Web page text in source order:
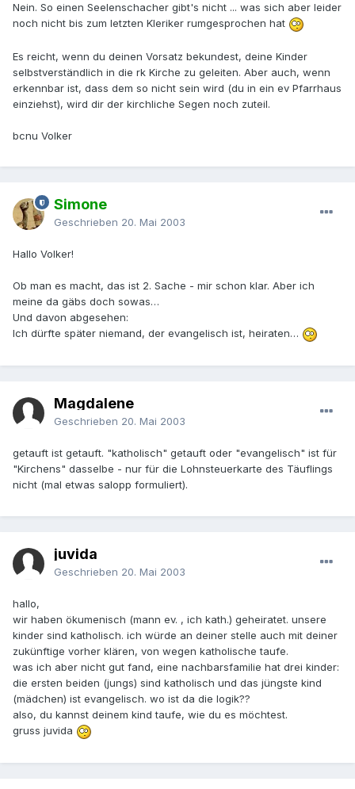
Nein. So einen Seelenschacher gibt's nicht ... was sich aber leider
noch nicht bis zum letzten Kleriker rumgesprochen hat
Es reicht, wenn du deinen Vorsatz bekundest, deine Kinder
selbstverständlich in die rk Kirche zu geleiten. Aber auch, wenn
erkennbar ist, dass dem so nicht sein wird (du in ein ev Pfarrhaus
einziehst), wird dir der kirchliche Segen noch zuteil.
bcnu Volker
Simone
Geschrieben 20. Mai 2003
Hallo Volker!
Ob man es macht, das ist 2. Sache - mir schon klar. Aber ich
meine da gäbs doch sowas…
Und davon abgesehen:
Ich dürfte später niemand, der evangelisch ist, heiraten…
Magdalene
Geschrieben 20. Mai 2003
getauft ist getauft. "katholisch" getauft oder "evangelisch" ist für
"Kirchens" dasselbe - nur für die Lohnsteuerkarte des Täuflings
nicht (mal etwas salopp formuliert).
juvida
Geschrieben 20. Mai 2003
hallo,
wir haben ökumenisch (mann ev. , ich kath.) geheiratet. unsere
kinder sind katholisch. ich würde an deiner stelle auch mit deiner
zukünftige vorher klären, von wegen katholische taufe.
was ich aber nicht gut fand, eine nachbarsfamilie hat drei kinder:
die ersten beiden (jungs) sind katholisch und das jüngste kind
(mädchen) ist evangelisch. wo ist da die logik??
also, du kannst deinem kind taufe, wie du es möchtest.
gruss juvida